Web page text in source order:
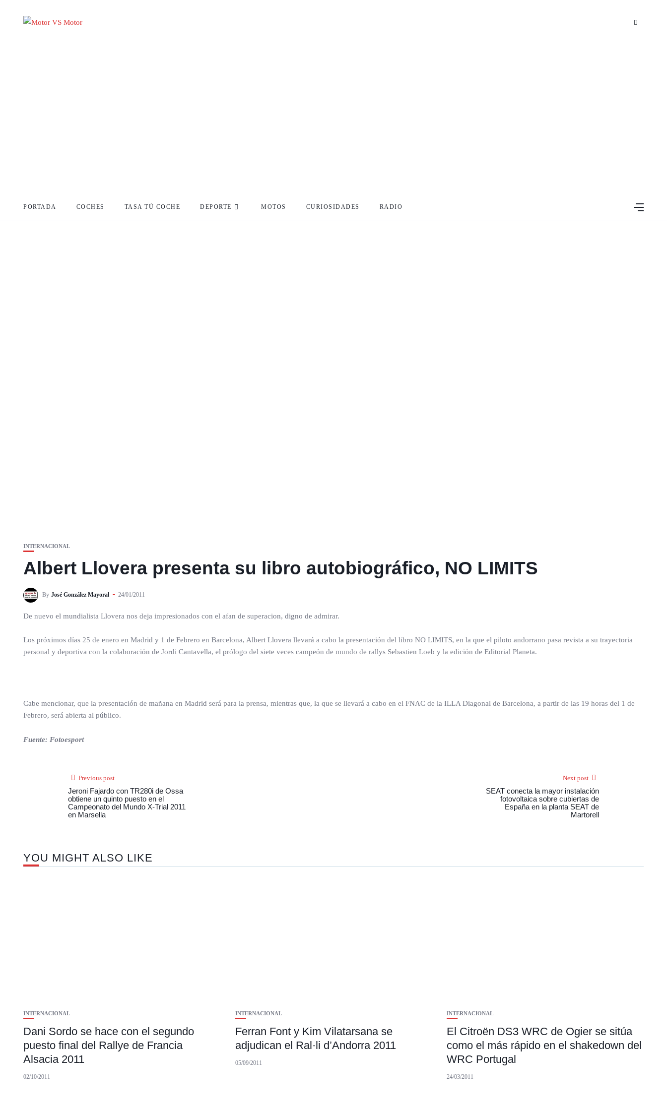
PORTADA COCHES TASA TÚ COCHE DEPORTE MOTOS CURIOSIDADES RADIO
INTERNACIONAL
Albert Llovera presenta su libro autobiográfico, NO LIMITS
By José González Mayoral 24/01/2011
De nuevo el mundialista Llovera nos deja impresionados con el afan de superacion, digno de admirar.
Los próximos días 25 de enero en Madrid y 1 de Febrero en Barcelona, Albert Llovera llevará a cabo la presentación del libro NO LIMITS, en la que el piloto andorrano pasa revista a su trayectoria
personal y deportiva con la colaboración de Jordi Cantavella, el prólogo del siete veces campeón de mundo de rallys Sebastien Loeb y la edición de Editorial Planeta.
Cabe mencionar, que la presentación de mañana en Madrid será para la prensa, mientras que, la que se llevará a cabo en el FNAC de la ILLA Diagonal de Barcelona, a partir de las 19 horas del 1 de
Febrero, será abierta al público.
Fuente: Fotoesport
Previous post
Jeroni Fajardo con TR280i de Ossa
obtiene un quinto puesto en el
Campeonato del Mundo X-Trial 2011
en Marsella
Next post
SEAT conecta la mayor instalación
fotovoltaica sobre cubiertas de
España en la planta SEAT de
Martorell
YOU MIGHT ALSO LIKE
INTERNACIONAL
Dani Sordo se hace con el segundo
puesto final del Rallye de Francia
Alsacia 2011
02/10/2011
INTERNACIONAL
Ferran Font y Kim Vilatarsana se
adjudican el Ral·li d’Andorra 2011
05/09/2011
INTERNACIONAL
El Citroën DS3 WRC de Ogier se sitúa
como el más rápido en el shakedown del
WRC Portugal
24/03/2011